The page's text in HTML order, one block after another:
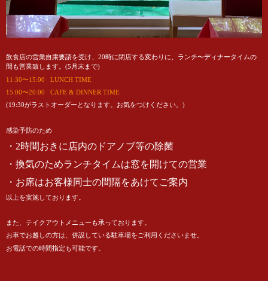
飲食店の営業自粛要請を受け、20時に閉店する変わりに、ランチ〜ディナータイムの
間も営業致します。(5月末まで)
11:30〜15:00 LUNCH TIME
15:00〜20:00 CAFE & DINNER TIME
(19:30がラストオーダーとなります。お気をつけください。)
感染予防のため
・2時間おきに店内のドアノブ等の除菌
・換気のためランチタイムは窓を開けての営業
・お席はお客様同士の間隔をあけてご案内
以上を実施しております。
また、テイクアウトメニューも承っております。
お車でお越しの方は、併設している駐車場をご利用くださいませ。
お電話での時間指定も可能です。